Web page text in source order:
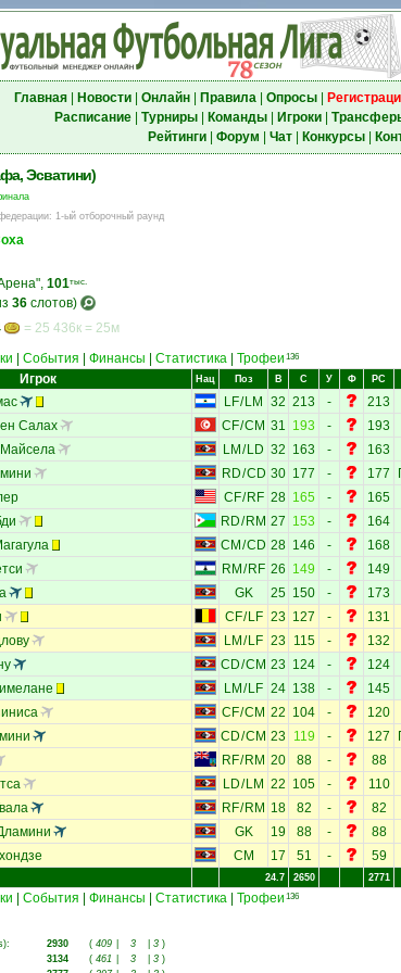
Главная| Новости| Онлайн| Правила| Опросы|
Расписание| Турниры| Команды| Игроки|
Рейтинги| Форум Чат| Конкурсы|
Эсватини)
: 1-ый отборочный раунд
101тыс.
36 слотов)
= 25 436к = 25м
События Финансы Статистика Трофеи 136
Игрок Нац Поз В С У Ф РС
LF/ LM 32 213 - 213
Салах CF/CM 31 193 - 193
LM / LD 32 163 - 163
RD/CD 30 177 - 177
CF/RF 28 165 - 165
RD/ RM 27 153 - 164
CM /CD 28 146 - 168
RM / RF 26 149 - 149
GK 25 150 - 173
CF/LF 23 127 - 131
LM / LF 23 115 - 132
CD/CM 23 124 - 124
LM / LF 24 138 - 145
CF/CM 22 104 - 120
CD/CM 23 119 - 127
RF/ RM 20 88 - 88
LD/ LM 22 105 - 110
RF/ RM 18 82 - 82
GK 19 88 - 88
CM 17 51 - 59
24.7 2650 2771
События Финансы Статистика Трофеи 136
: 2930 ( 409 3 3 )
3134 ( 461 3 3 )